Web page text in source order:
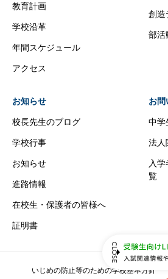
教育計画
学校沿革
年間スケジュール
アクセス
創造
部活
お知らせ
校長先生のブログ
学校行事
お知らせ
進路情報
在校生・保護者の皆様へ
証明書
お問
中学
法人
入
覧
いじめの防止等のための学校基本方針